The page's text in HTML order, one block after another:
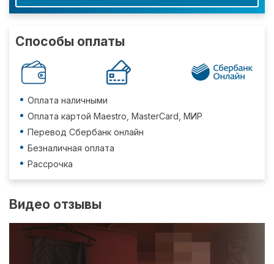
Способы оплаты
Оплата наличными
Оплата картой Maestro, MasterCard, МИР
Перевод Сбербанк онлайн
Безналичная оплата
Рассрочка
Видео отзывы